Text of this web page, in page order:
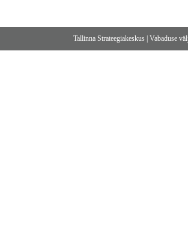
Tallinna Strateegiakeskus |Vabaduse